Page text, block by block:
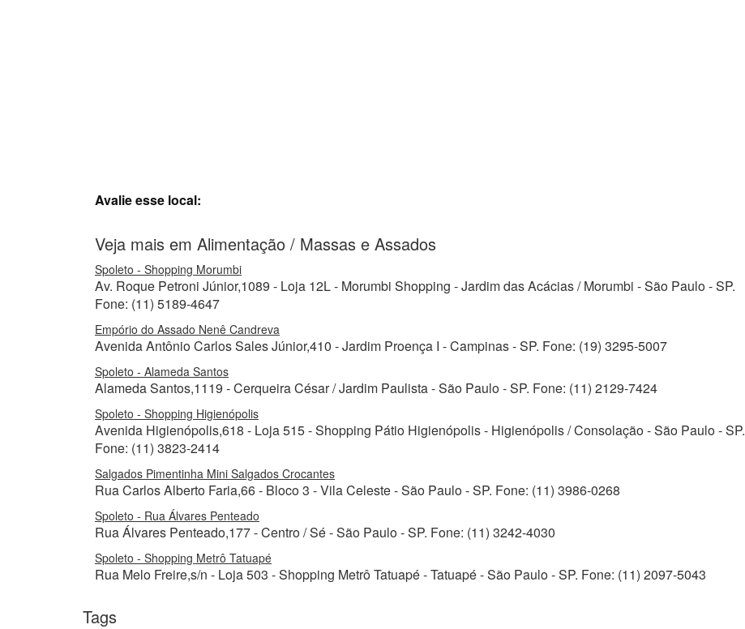
Avalie esse local:
Veja mais em Alimentação / Massas e Assados
Spoleto - Shopping Morumbi
Av. Roque Petroni Júnior,1089 - Loja 12L - Morumbi Shopping - Jardim das Acácias / Morumbi - São Paulo - SP.
Fone: (11) 5189-4647
Empório do Assado Nenê Candreva
Avenida Antônio Carlos Sales Júnior,410 - Jardim Proença I - Campinas - SP. Fone: (19) 3295-5007
Spoleto - Alameda Santos
Alameda Santos,1119 - Cerqueira César / Jardim Paulista - São Paulo - SP. Fone: (11) 2129-7424
Spoleto - Shopping Higienópolis
Avenida Higienópolis,618 - Loja 515 - Shopping Pátio Higienópolis - Higienópolis / Consolação - São Paulo - SP.
Fone: (11) 3823-2414
Salgados Pimentinha Mini Salgados Crocantes
Rua Carlos Alberto Faria,66 - Bloco 3 - Vila Celeste - São Paulo - SP. Fone: (11) 3986-0268
Spoleto - Rua Álvares Penteado
Rua Álvares Penteado,177 - Centro / Sé - São Paulo - SP. Fone: (11) 3242-4030
Spoleto - Shopping Metrô Tatuapé
Rua Melo Freire,s/n - Loja 503 - Shopping Metrô Tatuapé - Tatuapé - São Paulo - SP. Fone: (11) 2097-5043
Tags